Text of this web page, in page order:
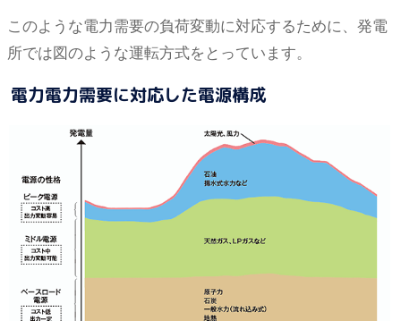
このような電力需要の負荷変動に対応するために、発電
所では図のような運転方式をとっています。
電力電力需要に対応した電源構成